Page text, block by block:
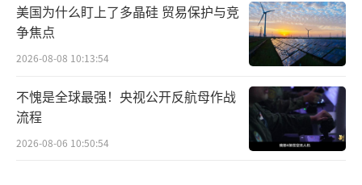
美国为什么盯上了多晶硅 贸易保护与竞
争焦点
2026-08-08 10:13:54
不愧是全球最强！央视公开反航母作战
流程
2026-08-06 10:50:54